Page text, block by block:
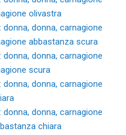
olivastra
donna, donna, carnagione
abbastanza scura
donna, donna, carnagione
scura
donna, donna, carnagione
donna, donna, carnagione
chiara